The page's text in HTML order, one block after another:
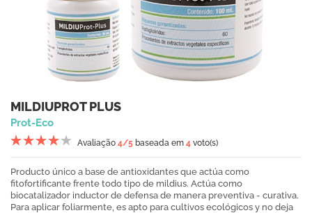
MILDIUPROT PLUS
Prot-Eco
Avaliação 4/5 baseada em 4 voto(s)
Producto único a base de antioxidantes que actúa como
fitofortificante frente todo tipo de mildius. Actúa como
biocatalizador inductor de defensa de manera preventiva - curativa.
Para aplicar foliarmente, es apto para cultivos ecológicos y no deja